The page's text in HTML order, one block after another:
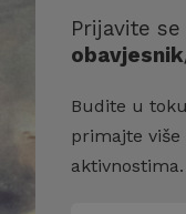
Prijavite
Budite u
primajte
aktivnostima.